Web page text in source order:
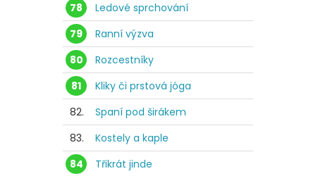
78
Ledové sprchování
79
Ranní výzva
80
Rozcestníky
81
Kliky či prstová jóga
82.
Spaní pod širákem
83.
Kostely a kaple
84
Třikrát jinde